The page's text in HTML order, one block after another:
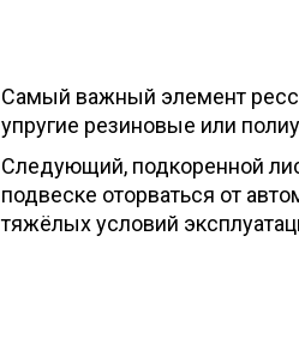
Самый важный элемент
упругие резиновые или
Следующий, подкоренной
подвеске оторваться от
тяжёлых условий